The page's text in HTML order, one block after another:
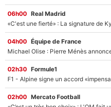
06h00 Real Madrid
04h00 Équipe de France
02h30 Formule1
02h00 Mercato Football